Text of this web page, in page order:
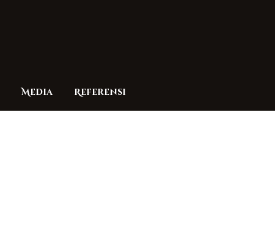
Media Referensi